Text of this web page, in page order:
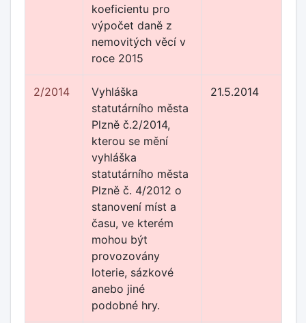
koeficientu pro
výpočet daně z
nemovitých věcí v
roce 2015
2/2014
Vyhláška
statutárního města
Plzně č.2/2014,
kterou se mění
vyhláška
statutárního města
Plzně č. 4/2012 o
stanovení míst a
času, ve kterém
mohou být
provozovány
loterie, sázkové
anebo jiné
podobné hry.
21.5.2014